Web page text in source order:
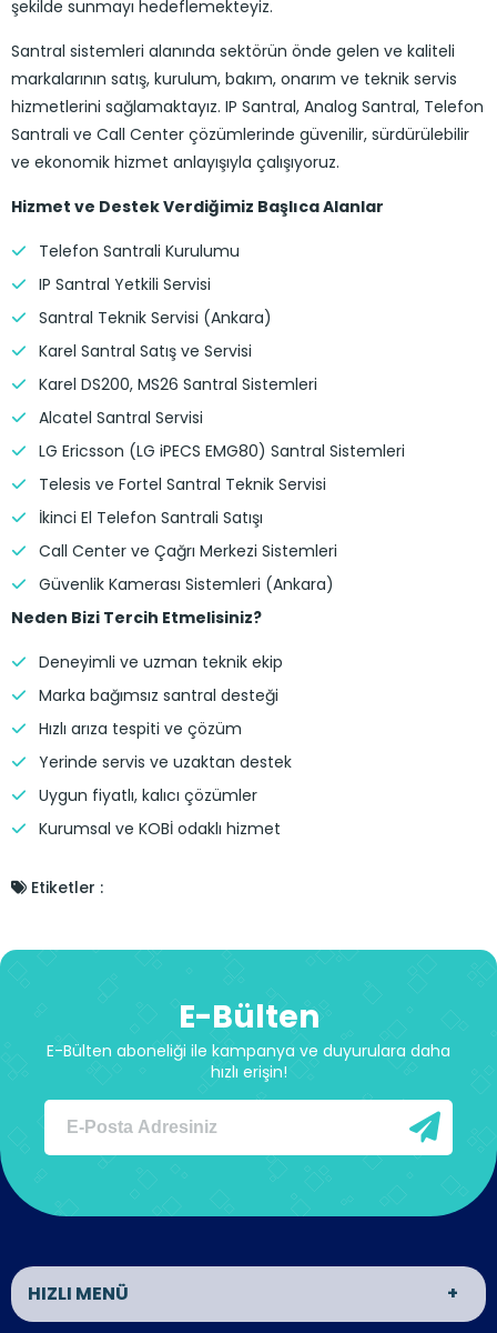
şekilde sunmayı hedeflemekteyiz.
Santral sistemleri alanında sektörün önde gelen ve kaliteli
markalarının satış, kurulum, bakım, onarım ve teknik servis
hizmetlerini sağlamaktayız. IP Santral, Analog Santral, Telefon
Santrali ve Call Center çözümlerinde güvenilir, sürdürülebilir
ve ekonomik hizmet anlayışıyla çalışıyoruz.
Hizmet ve Destek Verdiğimiz Başlıca Alanlar
Telefon Santrali Kurulumu
IP Santral Yetkili Servisi
Santral Teknik Servisi (Ankara)
Karel Santral Satış ve Servisi
Karel DS200, MS26 Santral Sistemleri
Alcatel Santral Servisi
LG Ericsson (LG iPECS EMG80) Santral Sistemleri
Telesis ve Fortel Santral Teknik Servisi
İkinci El Telefon Santrali Satışı
Call Center ve Çağrı Merkezi Sistemleri
Güvenlik Kamerası Sistemleri (Ankara)
Neden Bizi Tercih Etmelisiniz?
Deneyimli ve uzman teknik ekip
Marka bağımsız santral desteği
Hızlı arıza tespiti ve çözüm
Yerinde servis ve uzaktan destek
Uygun fiyatlı, kalıcı çözümler
Kurumsal ve KOBİ odaklı hizmet
Etiketler :
E-Bülten
E-Bülten aboneliği ile kampanya ve duyurulara daha
hızlı erişin!
HIZLI MENÜ